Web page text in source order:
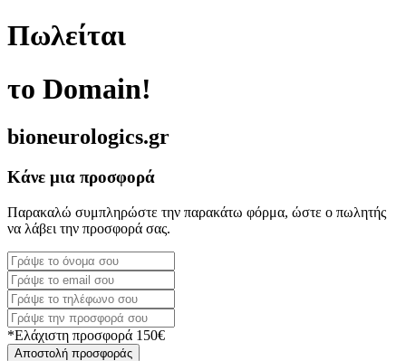
Πωλείται
το Domain!
bioneurologics.gr
Κάνε μια προσφορά
Παρακαλώ συμπληρώστε την παρακάτω φόρμα, ώστε ο πωλητής
να λάβει την προσφορά σας.
*Ελάχιστη προσφορά 150€
Αποστολή προσφοράς